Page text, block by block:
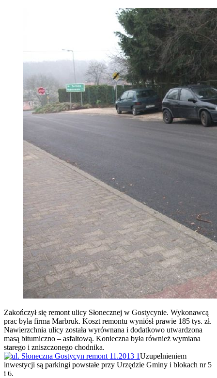
Zakończył się remont ulicy Słonecznej w Gostycynie. Wykonawcą
prac była firma Marbruk. Koszt remontu wyniósł prawie 185 tys. zł.
Nawierzchnia ulicy została wyrównana i dodatkowo utwardzona
masą bitumiczno – asfaltową. Konieczna była również wymiana
starego i zniszczonego chodnika.
Uzupełnieniem
inwestycji są parkingi powstałe przy Urzędzie Gminy i blokach nr 5
i 6.